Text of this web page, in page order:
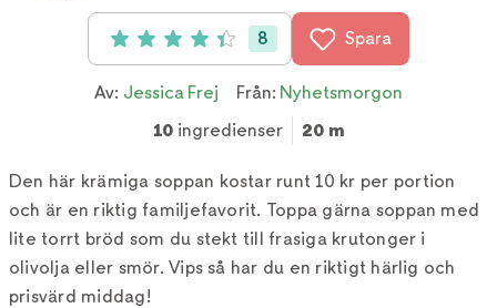
Betyg: 4.4 av 5 (8 röster)
8 Spara
Av: Jessica Frej Från: Nyhetsmorgon
10 ingredienser 20 m
Den här krämiga soppan kostar runt 10 kr per portion
och är en riktig familjefavorit. Toppa gärna soppan med
lite torrt bröd som du stekt till frasiga krutonger i
olivolja eller smör. Vips så har du en riktigt härlig och
prisvärd middag!